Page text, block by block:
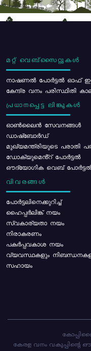
മറ്റ് വെബ്സൈറ്റുകൾ
നാഷണൽ പോർട്ടൽ ഓഫ്
കേന്ദ്ര വനം പരിസ്ഥിതി
പ്രധാനപ്പെട്ട ലിങ്കുകൾ
ഓൺലൈൻ സേവനങ്ങൾ
ഡാഷ്ബോർഡ്
മുഖ്യമന്ത്രിയുടെ പരാതി
ഡോക്യുമെൻ്റ് പോർട്ടൽ
ഔദ്യോഗിക വെബ്
വിവരങ്ങൾ
പോര്‍ട്ടലിനെക്കുറിച്ച്
ഹൈപ്പർലിങ്ക് നയം
സ്വകാര്യതാ നയം
നിരാകരണം
പകർപ്പവകാശ നയം
വ്യവസ്ഥകളും
സഹായം
കേരള വനം വകുപ്പിന്റെ